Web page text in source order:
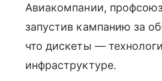
Авиакомпании,
запустив кампанию за
что дискеты —
инфраструктуре.